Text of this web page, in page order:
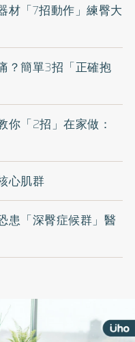
材「7招動作」練臀大
？簡單3招「正確抱
你「2招」在家做：
心肌群
患「深臀症候群」醫